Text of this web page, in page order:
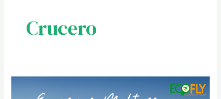
Crucero